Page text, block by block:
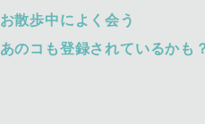
お散歩中によく会う
あのコも登録されているかも